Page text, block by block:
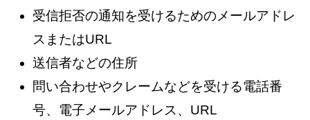
受信拒否の通知を受けるためのメールアドレ
スまたはURL
送信者などの住所
問い合わせやクレームなどを受ける電話番
号、電子メールアドレス、URL